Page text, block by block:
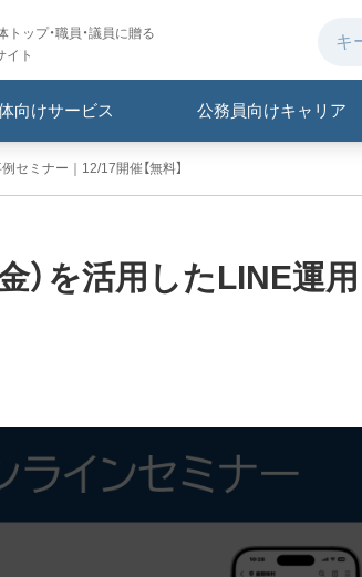
ップ・職員・議員に贈る
イト
向けサービス 公務員向けキャリア
セミナー｜12/17開催【無料】
）を活用したLINE運用